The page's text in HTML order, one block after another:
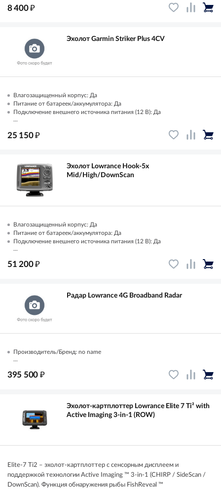
8 400₽
Эхолот Garmin Striker Plus 4CV
Влагозащищенный корпус: Да
Питание от батареек/аккумулятора: Да
Подключение внешнего источника питания (12 В): Да
...
25 150₽
Эхолот Lowrance Hook-5x
Mid/High/DownScan
Влагозащищенный корпус: Да
Питание от батареек/аккумулятора: Да
Подключение внешнего источника питания (12 В): Да
...
51 200₽
Радар Lowrance 4G Broadband Radar
Производитель/Бренд: no name
...
395 500 ₽
Эхолот-картплоттер Lowrance Elite 7 Ti² with
Active Imaging 3-in-1 (ROW)
Elite-7 Ti2 – эхолот-картплоттер с сенсорным дисплеем и
поддержкой технологии Active Imaging ™ 3-in-1 (CHIRP / SideScan /
DownScan). Функция обнаружения рыбы FishReveal ™